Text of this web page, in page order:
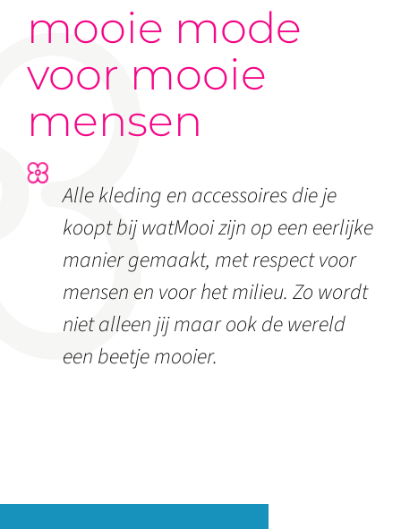
mooie mode
voor mooie
mensen
Alle kleding en accessoires die je
koopt bij watMooi zijn op een eerlijke
manier gemaakt, met respect voor
mensen en voor het milieu. Zo wordt
niet alleen jij maar ook de wereld
een beetje mooier.